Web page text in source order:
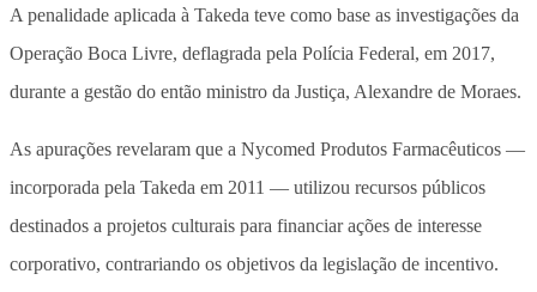
A penalidade aplicada à Takeda teve como base as investigações da
Operação Boca Livre, deflagrada pela Polícia Federal, em 2017,
durante a gestão do então ministro da Justiça, Alexandre de Moraes.
As apurações revelaram que a Nycomed Produtos Farmacêuticos —
incorporada pela Takeda em 2011 — utilizou recursos públicos
destinados a projetos culturais para financiar ações de interesse
corporativo, contrariando os objetivos da legislação de incentivo.